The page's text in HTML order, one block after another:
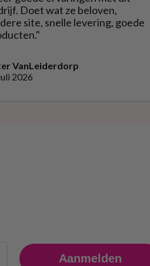
ze beloven,
site, snelle levering, goede
VanLeiderdorp
2026
Aanmelden